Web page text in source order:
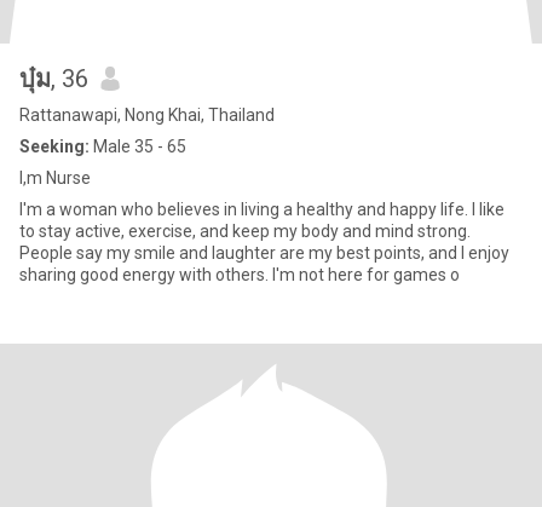
บุ๋ม, 36
Rattanawapi, Nong Khai, Thailand
Seeking: Male 35 - 65
I,m Nurse
I'm a woman who believes in living a healthy and happy life. I like
to stay active, exercise, and keep my body and mind strong.
People say my smile and laughter are my best points, and I enjoy
sharing good energy with others. I'm not here for games o